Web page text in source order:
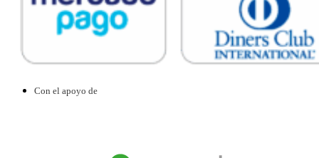
Con el apoyo de